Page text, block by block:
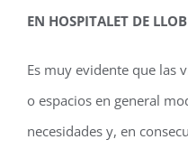
EN HOSPITALET DE
Es muy evidente que las
o espacios en general
necesidades y, en